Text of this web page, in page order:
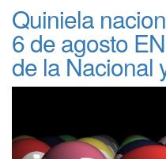
Quiniela
6 de agosto
de la Nacional